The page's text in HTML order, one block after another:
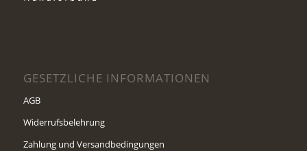
GESETZLICHE INFORMATIONEN
AGB
Widerrufsbelehrung
Zahlung und Versandbedingungen